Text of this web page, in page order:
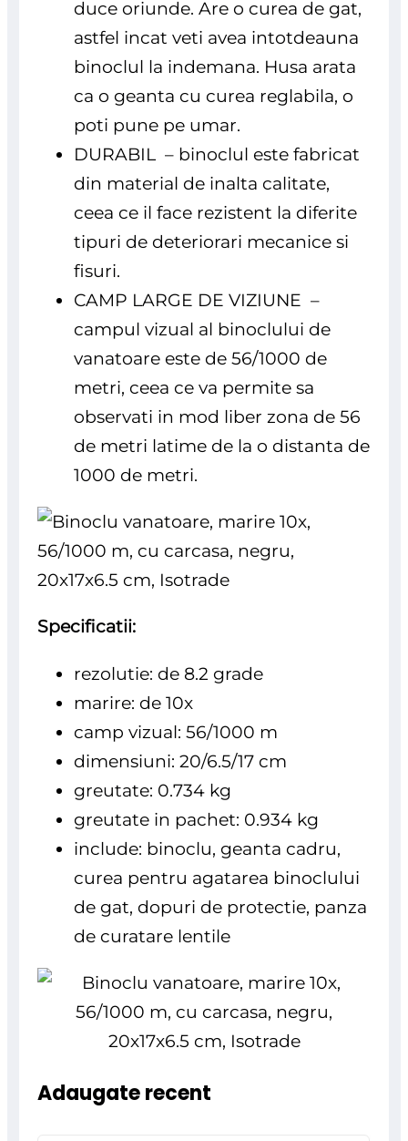
duce oriunde. Are o curea de gat,
astfel incat veti avea intotdeauna
binoclul la indemana. Husa arata
ca o geanta cu curea reglabila, o
poti pune pe umar.
DURABIL – binoclul este fabricat
din material de inalta calitate,
ceea ce il face rezistent la diferite
tipuri de deteriorari mecanice si
fisuri.
CAMP LARGE DE VIZIUNE –
campul vizual al binoclului de
vanatoare este de 56/1000 de
metri, ceea ce va permite sa
observati in mod liber zona de 56
de metri latime de la o distanta de
1000 de metri.
Specificatii:
rezolutie: de 8.2 grade
marire: de 10x
camp vizual: 56/1000 m
dimensiuni: 20/6.5/17 cm
greutate: 0.734 kg
greutate in pachet: 0.934 kg
include: binoclu, geanta cadru,
curea pentru agatarea binoclului
de gat, dopuri de protectie, panza
de curatare lentile
Adaugate recent